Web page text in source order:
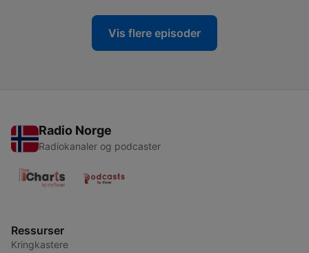
Vis flere episoder
Radio Norge
Radiokanaler og podcaster
Ressurser
Kringkastere